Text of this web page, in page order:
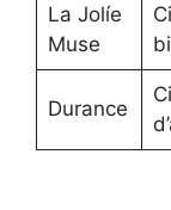
La Jolíe
Muse
Durance